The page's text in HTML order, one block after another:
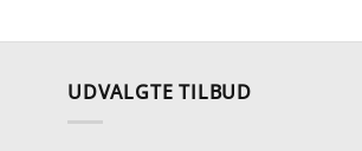
UDVALGTE TILBUD